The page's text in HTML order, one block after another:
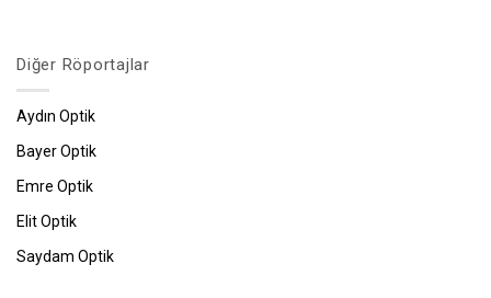
Diğer Röportajlar
Aydın Optik
Bayer Optik
Emre Optik
Elit Optik
Saydam Optik